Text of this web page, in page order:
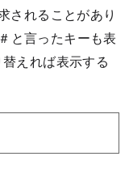
されることがあり
と言ったキーも表
えれば表示する